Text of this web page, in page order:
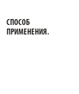
СПОСОБ
ПРИМЕНЕНИЯ.